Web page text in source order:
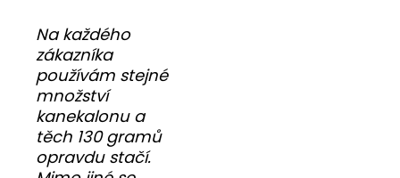
Na každého
zákazníka
používám stejné
množství
kanekalonu a
těch 130 gramů
opravdu stačí.